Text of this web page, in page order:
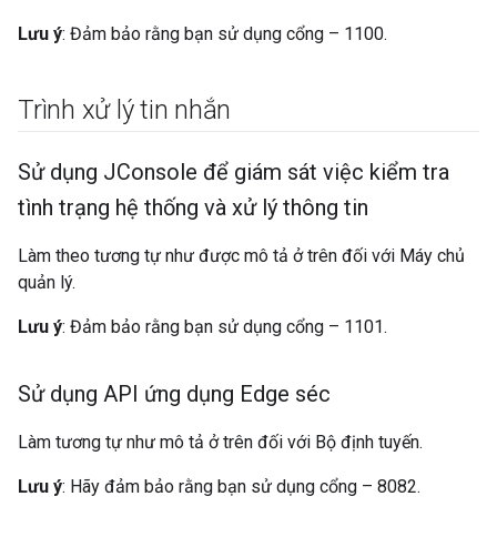
Lưu ý: Đảm bảo rằng bạn sử dụng cổng – 1100.
Trình xử lý tin nhắn
Sử dụng JConsole để giám sát việc kiểm tra
tình trạng hệ thống và xử lý thông tin
Làm theo tương tự như được mô tả ở trên đối với Máy chủ
quản lý.
Lưu ý: Đảm bảo rằng bạn sử dụng cổng – 1101.
Sử dụng API ứng dụng Edge séc
Làm tương tự như mô tả ở trên đối với Bộ định tuyến.
Lưu ý: Hãy đảm bảo rằng bạn sử dụng cổng – 8082.